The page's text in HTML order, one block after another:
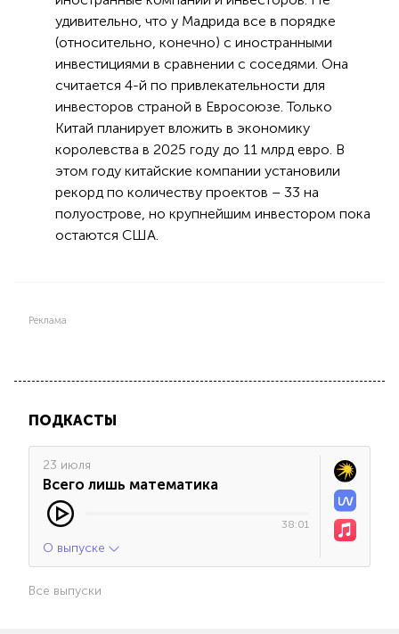
удивительно, что у Мадрида все в порядке
(относительно, конечно) с иностранными
инвестициями в сравнении с соседями. Она
считается 4-й по привлекательности для
инвесторов страной в Евросоюзе. Только
Китай планирует вложить в экономику
королевства в 2025 году до 11 млрд евро. В
этом году китайские компании установили
рекорд по количеству проектов – 33 на
полуострове, но крупнейшим инвестором пока
остаются США.
Реклама
ПОДКАСТЫ
23 июля
Всего лишь математика
38:01
О выпуске
Все выпуски